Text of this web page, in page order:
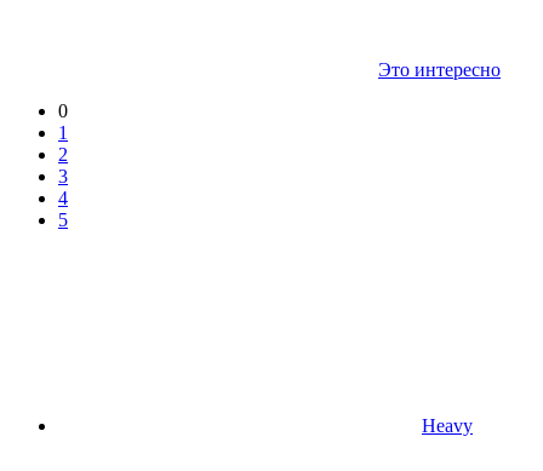
Это интересно
0
1
2
3
4
5
Heavy